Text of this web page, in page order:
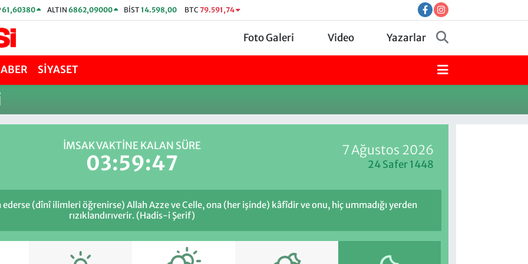
61,60380 ALTIN 6862,09000 BİST14.598,00 BTC 79.591,74
Foto Galeri Video Yazarlar
SİYASET
İMSAK VAKTİNE KALAN SÜRE
03:59:47
7 Ağustos 2026
24 Safer 1448
(dînî ilimleri öğrenirse) Allah Azze ve Celle, ona (her işinde) kâfîdir ve onu, hiç ummadığı yerden
rızıklandırıverir. (Hadis-i Şerif)